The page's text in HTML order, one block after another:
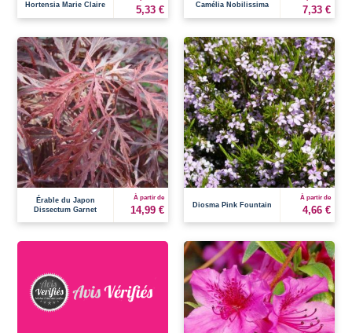
Hortensia Marie Claire 5,33 € Camélia Nobilissima 7,33 €
Érable du Japon
Dissectum Garnet
À partir de
14,99 € Diosma Pink Fountain
À partir de
4,66 €